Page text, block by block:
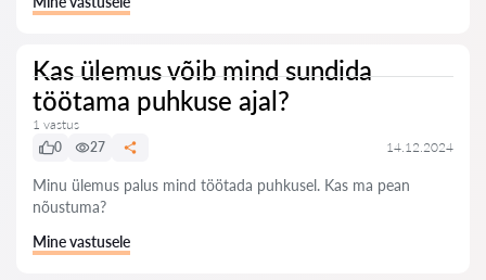
Kas ülemus võib mind sundida
töötama puhkuse ajal?
1 vastus
0
27 14.12.2024
Minu ülemus palus mind töötada puhkusel. Kas ma pean
nõustuma?
Mine vastusele